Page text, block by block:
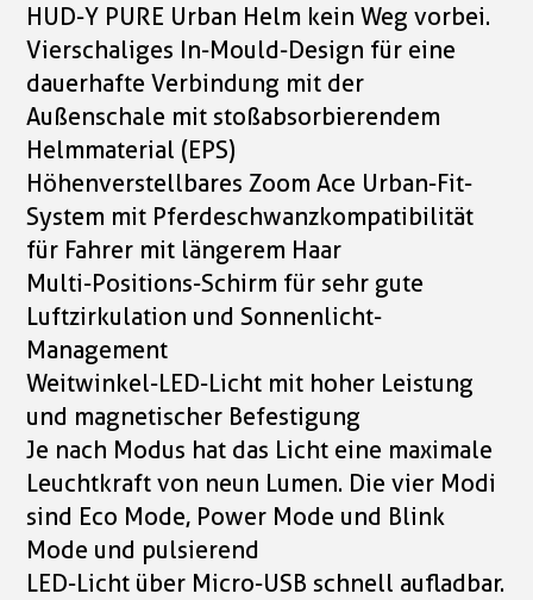
HUD-Y PURE Urban Helm kein Weg vorbei.
Vierschaliges In-Mould-Design für eine
dauerhafte Verbindung mit der
Außenschale mit stoßabsorbierendem
Helmmaterial (EPS)
Höhenverstellbares Zoom Ace Urban-Fit-
System mit Pferdeschwanzkompatibilität
für Fahrer mit längerem Haar
Multi-Positions-Schirm für sehr gute
Luftzirkulation und Sonnenlicht-
Management
Weitwinkel-LED-Licht mit hoher Leistung
und magnetischer Befestigung
Je nach Modus hat das Licht eine maximale
Leuchtkraft von neun Lumen. Die vier Modi
sind Eco Mode, Power Mode und Blink
Mode und pulsierend
LED-Licht über Micro-USB schnell aufladbar.